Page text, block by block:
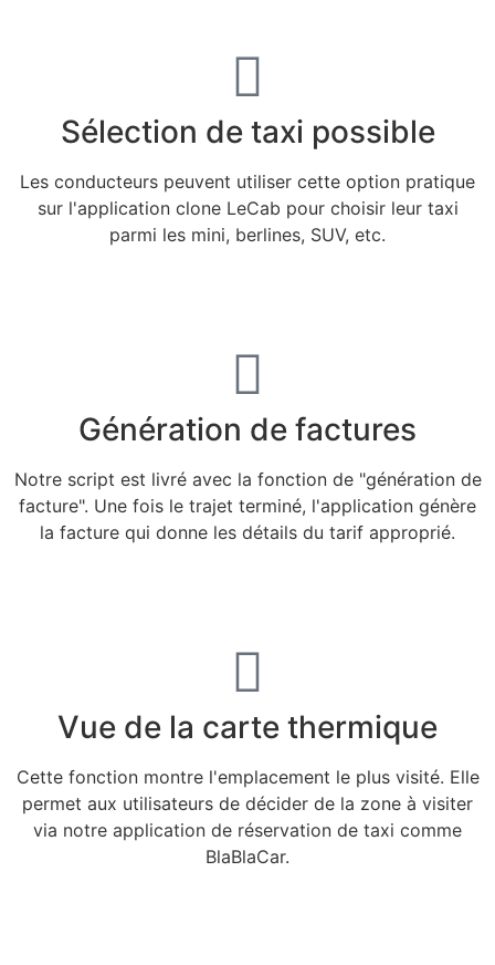
Sélection de taxi possible
Les conducteurs peuvent utiliser cette option pratique
sur l'application clone LeCab pour choisir leur taxi
parmi les mini, berlines, SUV, etc.
Génération de factures
Notre script est livré avec la fonction de "génération de
facture". Une fois le trajet terminé, l'application génère
la facture qui donne les détails du tarif approprié.
Vue de la carte thermique
Cette fonction montre l'emplacement le plus visité. Elle
permet aux utilisateurs de décider de la zone à visiter
via notre application de réservation de taxi comme
BlaBlaCar.